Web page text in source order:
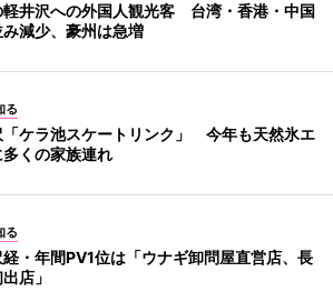
軽井沢への外国人観光客 台湾・香港・中国
減少、豪州は急増
る
「ケラ池スケートリンク」 今年も天然氷エ
多くの家族連れ
る
・年間PV1位は「ウナギ卸問屋直営店、長
店」